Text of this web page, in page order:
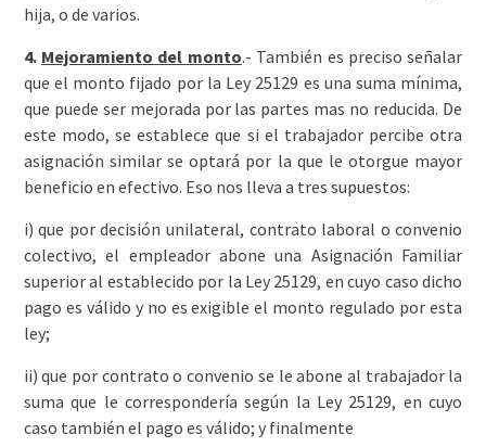
hija, o de varios.
4. Mejoramiento del monto.- También es preciso señalar
que el monto fijado por la Ley 25129 es una suma mínima,
que puede ser mejorada por las partes mas no reducida. De
este modo, se establece que si el trabajador percibe otra
asignación similar se optará por la que le otorgue mayor
beneficio en efectivo. Eso nos lleva a tres supuestos:
i) que por decisión unilateral, contrato laboral o convenio
colectivo, el empleador abone una Asignación Familiar
superior al establecido por la Ley 25129, en cuyo caso dicho
pago es válido y no es exigible el monto regulado por esta
ley;
ii) que por contrato o convenio se le abone al trabajador la
suma que le correspondería según la Ley 25129, en cuyo
caso también el pago es válido; y finalmente